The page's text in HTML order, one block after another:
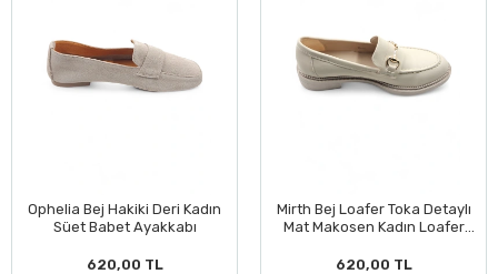
Ophelia Bej Hakiki Deri Kadın
Süet Babet Ayakkabı
620,00 TL
Mirth Bej Loafer Toka Detaylı
Mat Makosen Kadın Loafer
620,00 TL